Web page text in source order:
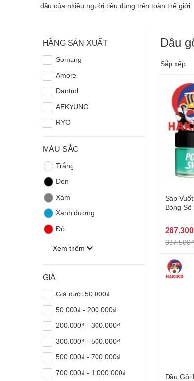
đầu của nhiều người tiêu dùng trên toàn thế giới.
HÃNG SẢN XUẤT
Somang
Amore
Dantrol
AEKYUNG
RYO
MÀU SẮC
Trắng
Đen
Xám
Xanh dương
Đỏ
Xem thêm
GIÁ
Giá dưới 50.000₫
50.000₫ - 200.000₫
200.000₫ - 300.000₫
300.000₫ - 500.000₫
500.000₫ - 700.000₫
700.000₫ - 1.000.000₫
Dầu
Sắp xếp:
Sáp
Bóng Số
337.500₫
Dầu Gội